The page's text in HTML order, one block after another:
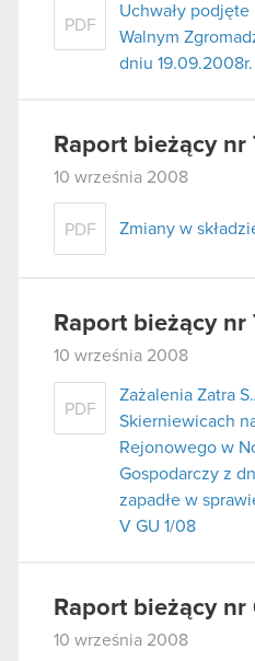
PDF
Uchwały
Walnym
dniu 19.09.2008r.
Raport bieżący nr
10 września 2008
PDF Zmiany w
Raport bieżący
10 września 2008
PDF
Zażalenia Zatra
Skierniewicach
Rejonowego w
Gospodarczy z
zapadłe w
V GU 1/08
Raport bieżący
10 września 2008